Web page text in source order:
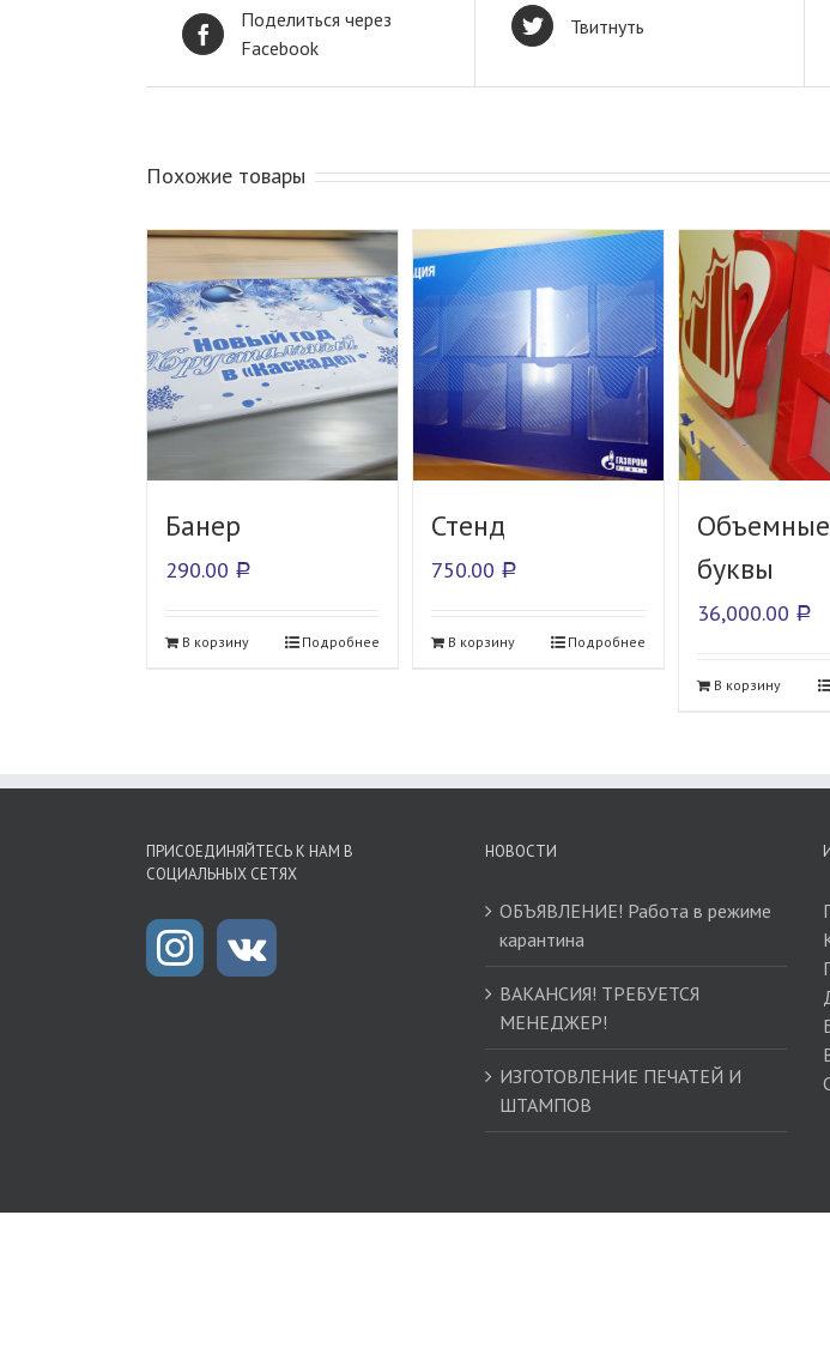
Поделиться через
Facebook
Твитнуть
Похожие товары
Банер
290.00 Р
В корзину Подробнее
Стенд
750.00 Р
В корзину Подробнее
Объемные
буквы
36,000.00 Р
В корзину
ПРИСОЕДИНЯЙТЕСЬ К НАМ В
СОЦИАЛЬНЫХ СЕТЯХ
НОВОСТИ
ОБЪЯВЛЕНИЕ! Работа в режиме
карантина
ВАКАНСИЯ! ТРЕБУЕТСЯ
МЕНЕДЖЕР!
ИЗГОТОВЛЕНИЕ ПЕЧАТЕЙ И
ШТАМПОВ